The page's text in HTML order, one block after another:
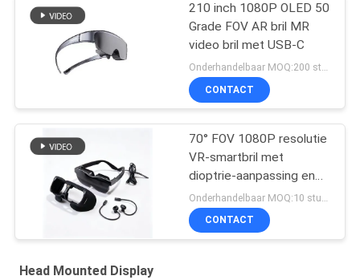
210 inch 1080P OLED 50
Grade FOV AR bril MR
video bril met USB-C
CONTACT
70° FOV 1080P resolutie
VR-smartbril met
dioptrie-aanpassing en
USB-C-connectiviteit
CONTACT
Head Mounted Display